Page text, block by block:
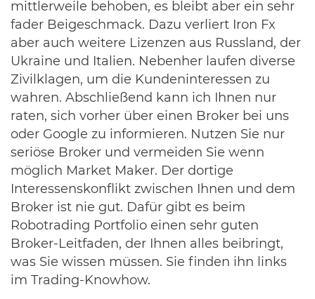
mittlerweile behoben, es bleibt aber ein sehr
fader Beigeschmack. Dazu verliert Iron Fx
aber auch weitere Lizenzen aus Russland, der
Ukraine und Italien. Nebenher laufen diverse
Zivilklagen, um die Kundeninteressen zu
wahren. Abschließend kann ich Ihnen nur
raten, sich vorher über einen Broker bei uns
oder Google zu informieren. Nutzen Sie nur
seriöse Broker und vermeiden Sie wenn
möglich Market Maker. Der dortige
Interessenskonflikt zwischen Ihnen und dem
Broker ist nie gut. Dafür gibt es beim
Robotrading Portfolio einen sehr guten
Broker-Leitfaden, der Ihnen alles beibringt,
was Sie wissen müssen. Sie finden ihn links
im Trading-Knowhow.